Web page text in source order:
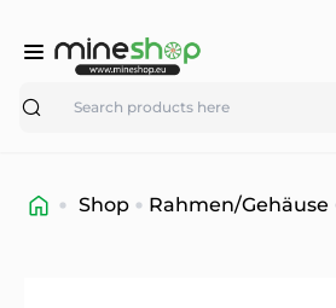
Search
Shop Rahmen/Gehäuse